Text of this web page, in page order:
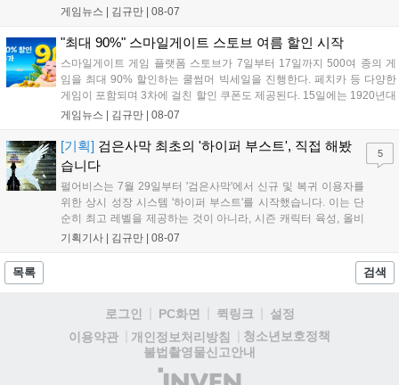
담을 획득할 수 있다. 로그인 보너스로 최대 다이아 3,000개를 지급하며,
원 증정한다. 또한 9월 30일까지 공식 유튜브에서 특별 프로그램을 시청
게임뉴스 | 김규만 | 08-07
"최대 90%" 스마일게이트 스토브 여름 할인 시작
스마일게이트 게임 플랫폼 스토브가 7일부터 17일까지 500여 종의 게
임을 최대 90% 할인하는 쿨썸머 빅세일을 진행한다. 페치카 등 다양한
게임이 포함되며 3차에 걸친 할인 쿠폰도 제공된다. 15일에는 1920년대
경성 배경의 신작 그날의 신문이 출시되며, 15일부터 17일까지는 국내
은 공식 페이지에서 확인 가능하다....
게임뉴스 | 김규만 | 08-07
[기획] 검은사막 최초의 '하이퍼 부스트', 직접 해봤
습니다
펄어비스는 7월 29일부터 '검은사막'에서 신규 및 복귀 이용자를
위한 상시 성장 시스템 '하이퍼 부스트'를 시작했습니다. 이는 단
순히 최고 레벨을 제공하는 것이 아니라, 시즌 캐릭터 육성, 올비
아 아카데미 수료, 아침의 나라 설화 진행 등 4단계 과정을 통해
용자는 과제를 완수하며 동(V) 투발라 장비와 검은별 무기, 카라
기획기사 | 김규만 | 08-07
5
목록 검색
로그인 PC화면 퀵링크
설정
이용약관
개인정보처리방침
청소년보호정책
불법촬영물신고안내
(주)